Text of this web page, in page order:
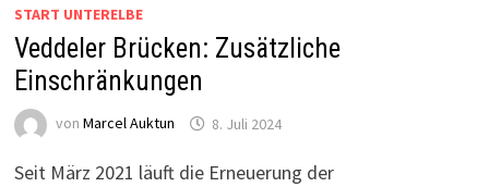
START UNTERELBE
Veddeler Brücken: Zusätzliche
Einschränkungen
von Marcel Auktun 8. Juli 2024
Seit März 2021 läuft die Erneuerung der